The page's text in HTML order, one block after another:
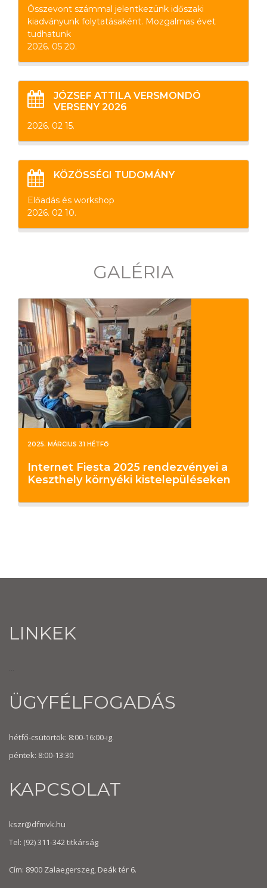
Összevont számmal jelentkezünk időszaki
kiadványunk folytatásaként. Mozgalmas évet
tudhatunk
2026. 05 20.
JÓZSEF ATTILA VERSMONDÓ
VERSENY 2026
2026. 02 15.
KÖZÖSSÉGI TUDOMÁNY
Előadás és workshop
2026. 02 10.
GALÉRIA
2025. MÁRCIUS 31 HÉTFŐ
Internet Fiesta 2025 rendezvényei a
Keszthely környéki kistelepüléseken
LINKEK
ÜGYFÉLFOGADÁS
hétfő-csütörtök: 8:00-16:00-ig.
péntek: 8:00-13:30
KAPCSOLAT
kszr@dfmvk.hu
Tel: (92) 311-342titkárság
Cím: 8900 Zalaegerszeg, Deák tér 6.